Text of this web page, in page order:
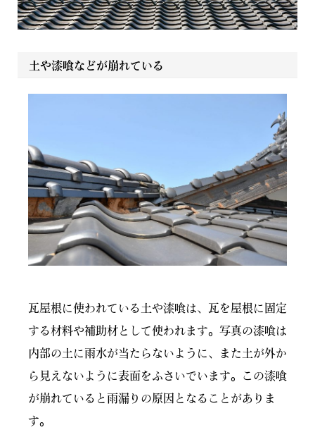
土や漆喰などが崩れている
瓦屋根に使われている土や漆喰は、瓦を屋根に固定
する材料や補助材として使われます。写真の漆喰は
内部の土に雨水が当たらないように、また土が外か
ら見えないように表面をふさいでいます。この漆喰
が崩れていると雨漏りの原因となることがありま
す。